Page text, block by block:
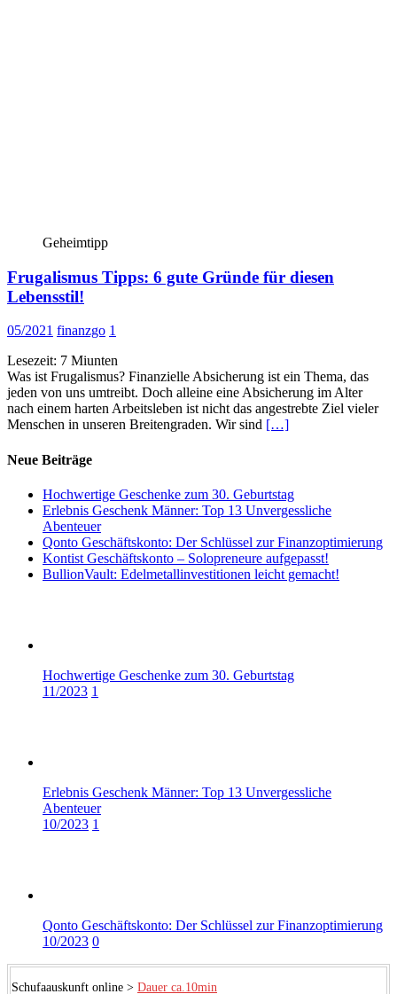
Geheimtipp
Frugalismus Tipps: 6 gute Gründe für diesen
Lebensstil!
05/2021 finanzgo 1
Lesezeit: 7 Miunten
Was ist Frugalismus? Finanzielle Absicherung ist ein Thema, das
jeden von uns umtreibt. Doch alleine eine Absicherung im Alter
nach einem harten Arbeitsleben ist nicht das angestrebte Ziel vieler
Menschen in unseren Breitengraden. Wir sind […]
Neue Beiträge
Hochwertige Geschenke zum 30. Geburtstag
Erlebnis Geschenk Männer: Top 13 Unvergessliche
Abenteuer
Qonto Geschäftskonto: Der Schlüssel zur Finanzoptimierung
Kontist Geschäftskonto – Solopreneure aufgepasst!
BullionVault: Edelmetallinvestitionen leicht gemacht!
Hochwertige Geschenke zum 30. Geburtstag
11/2023 1
Erlebnis Geschenk Männer: Top 13 Unvergessliche
Abenteuer
10/2023 1
Qonto Geschäftskonto: Der Schlüssel zur Finanzoptimierung
10/2023 0
Schufaauskunft online > Dauer ca.10min